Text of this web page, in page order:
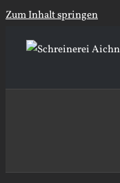
Zum Inhalt springen